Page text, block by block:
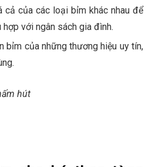
cả của các loại bỉm khác nhau để
hợp với ngân sách gia đình.
bỉm của những thương hiệu uy tín,
hút